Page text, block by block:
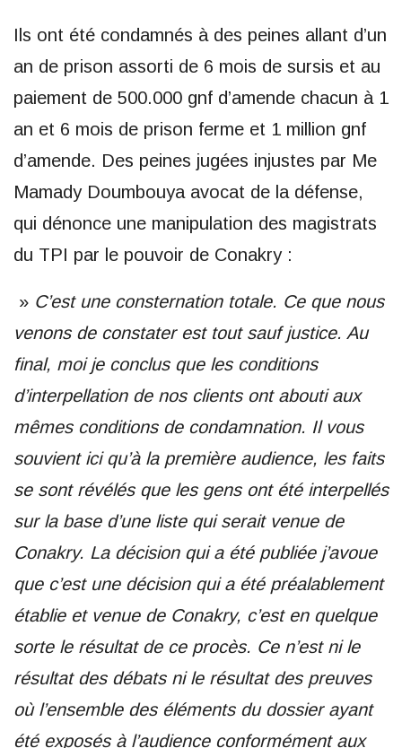
Ils ont été condamnés à des peines allant d’un
an de prison assorti de 6 mois de sursis et au
paiement de 500.000 gnf d’amende chacun à 1
an et 6 mois de prison ferme et 1 million gnf
d’amende. Des peines jugées injustes par Me
Mamady Doumbouya avocat de la défense,
qui dénonce une manipulation des magistrats
du TPI par le pouvoir de Conakry :
» C’est une consternation totale. Ce que nous
venons de constater est tout sauf justice. Au
final, moi je conclus que les conditions
d’interpellation de nos clients ont abouti aux
mêmes conditions de condamnation. Il vous
souvient ici qu’à la première audience, les faits
se sont révélés que les gens ont été interpellés
sur la base d’une liste qui serait venue de
Conakry. La décision qui a été publiée j’avoue
que c’est une décision qui a été préalablement
établie et venue de Conakry, c’est en quelque
sorte le résultat de ce procès. Ce n’est ni le
résultat des débats ni le résultat des preuves
où l’ensemble des éléments du dossier ayant
été exposés à l’audience conformément aux